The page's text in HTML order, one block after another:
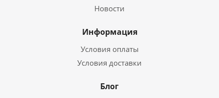
Новости
Информация
Условия оплаты
Условия доставки
Блог